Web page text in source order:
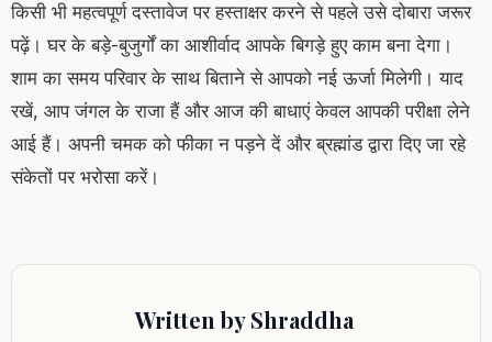
किसी भी महत्वपूर्ण दस्तावेज पर हस्ताक्षर करने से पहले उसे दोबारा जरूर
पढ़ें। घर के बड़े-बुजुर्गों का आशीर्वाद आपके बिगड़े हुए काम बना देगा।
शाम का समय परिवार के साथ बिताने से आपको नई ऊर्जा मिलेगी। याद
रखें, आप जंगल के राजा हैं और आज की बाधाएं केवल आपकी परीक्षा लेने
आई हैं। अपनी चमक को फीका न पड़ने दें और ब्रह्मांड द्वारा दिए जा रहे
संकेतों पर भरोसा करें।
Written by Shraddha